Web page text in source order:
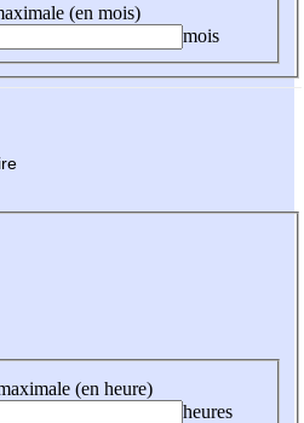
(en mois)
mois
(en heure)
heures